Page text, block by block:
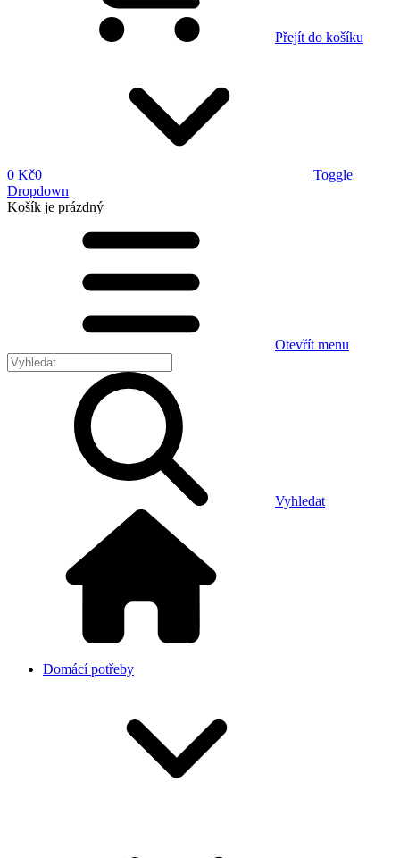
Přejít do košíku
0 Kč0
Toggle
Dropdown
Košík je prázdný
Otevřít menu
Vyhledat
Domácí potřeby